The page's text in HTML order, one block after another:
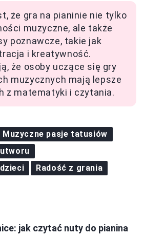
że gra na pianinie nie tylko
muzyczne, ale także
poznawcze, takie jak
i kreatywność.
że osoby uczące się gry
muzycznych mają lepsze
z matematyki i czytania.
Muzyczne pasje tatusiów
Radość z grania
jak czytać nuty do pianina